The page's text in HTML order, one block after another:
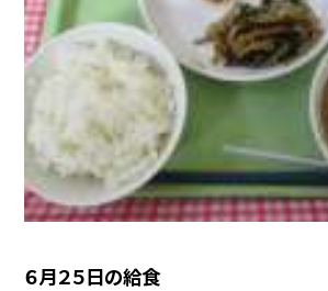
６月２５日の給食